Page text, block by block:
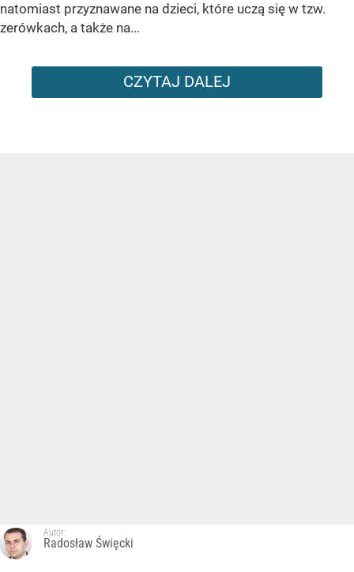
natomiast przyznawane na dzieci, które uczą się w tzw.
zerówkach, a także na...
CZYTAJ DALEJ
Autor:
Radosław Święcki